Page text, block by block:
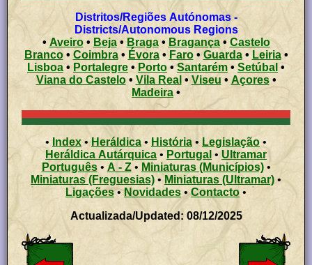
Distritos/Regiões Autónomas -
Districts/Autonomous Regions
• Aveiro• Beja•Braga• Bragança• Castelo
Branco• Coimbra• Évora• Faro•Guarda• Leiria•
Lisboa• Portalegre • Porto• Santarém • Setúbal •
Viana do Castelo• Vila Real • Viseu • Açores •
Madeira •
• Index • Heráldica • História • Legislação •
Heráldica Autárquica • Portugal •Ultramar
Português• A - Z• Miniaturas (Municípios)•
Miniaturas (Freguesias)• Miniaturas (Ultramar) •
Ligações•Novidades •Contacto •
Actualizada/Updated: 08/12/2025